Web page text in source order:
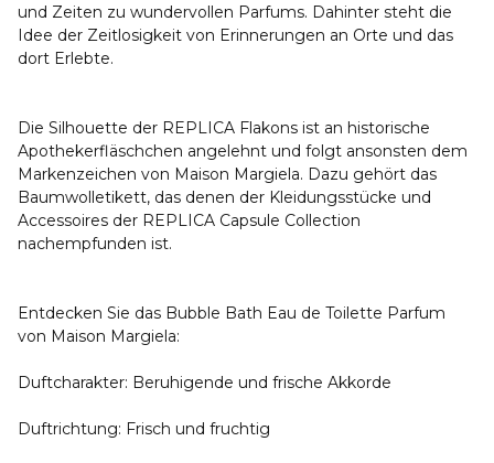
und Zeiten zu wundervollen Parfums. Dahinter steht die
Idee der Zeitlosigkeit von Erinnerungen an Orte und das
dort Erlebte.
Die Silhouette der REPLICA Flakons ist an historische
Apothekerfläschchen angelehnt und folgt ansonsten dem
Markenzeichen von Maison Margiela. Dazu gehört das
Baumwolletikett, das denen der Kleidungsstücke und
Accessoires der REPLICA Capsule Collection
nachempfunden ist.
Entdecken Sie das Bubble Bath Eau de Toilette Parfum
von Maison Margiela:
Duftcharakter: Beruhigende und frische Akkorde
Duftrichtung: Frisch und fruchtig